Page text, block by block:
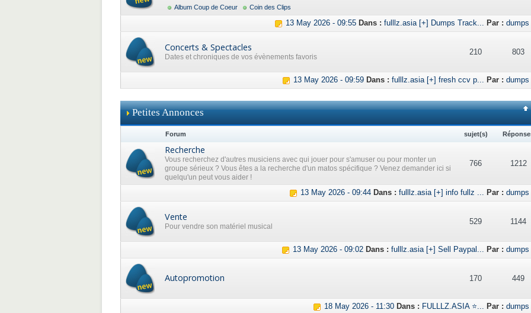
Album Coup de Coeur Coin des Clips
13 May 2026 - 09:55 Dans : fulllz.asia [+] Dumps Track... Par : dumps
Concerts & Spectacles
Dates et chroniques de vos évènements favoris
210 803
13 May 2026 - 09:59 Dans : fulllz.asia [+] fresh ccv p... Par : dumps
Petites Annonces
Forum sujet(s)
Recherche
Vous recherchez d'autres musiciens avec qui jouer pour s'amuser ou pour monter un
groupe sérieux ? Vous êtes a la recherche d'un matos spécifique ? Venez demander ici si
quelqu'un peut vous aider !
766 1212
13 May 2026 - 09:44 Dans : fulllz.asia [+] info fullz ... Par : dumps
Vente
Pour vendre son matériel musical
529 1144
13 May 2026 - 09:02 Dans : fulllz.asia [+] Sell Paypal... Par : dumps
Autopromotion 170 449
18 May 2026 - 11:30 Dans : FULLLZ.ASIA ⭐... Par : dumps